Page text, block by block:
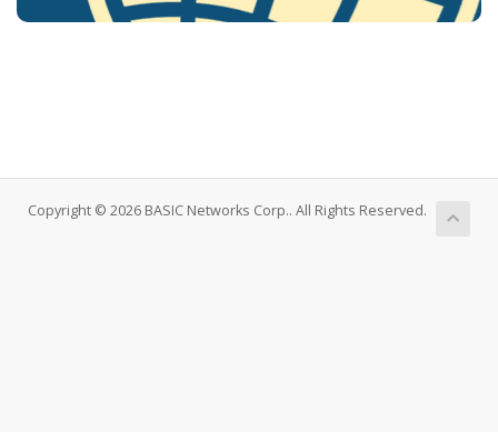
Copyright © 2026 BASIC Networks Corp.. All Rights Reserved.